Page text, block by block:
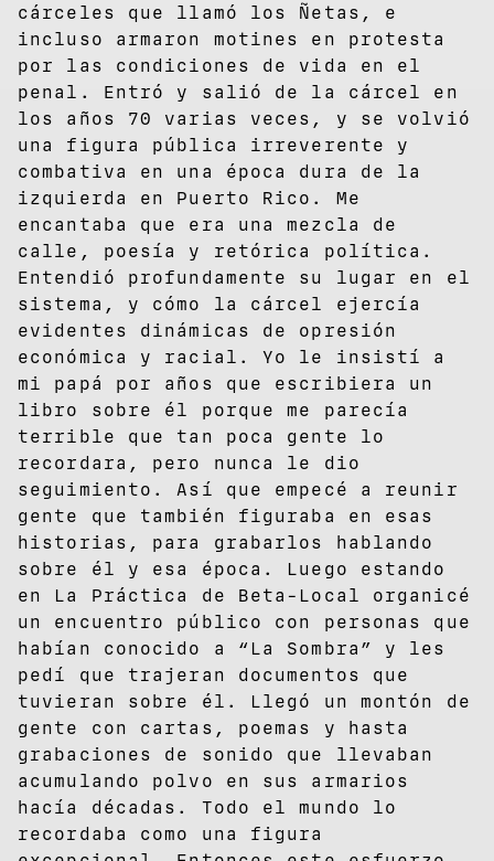
cárceles que llamó los Ñetas, e
incluso armaron motines en protesta
por las condiciones de vida en el
penal. Entró y salió de la cárcel en
los años 70 varias veces, y se volvió
una figura pública irreverente y
combativa en una época dura de la
izquierda en Puerto Rico. Me
encantaba que era una mezcla de
calle, poesía y retórica política.
Entendió profundamente su lugar en el
sistema, y cómo la cárcel ejercía
evidentes dinámicas de opresión
económica y racial. Yo le insistí a
mi papá por años que escribiera un
libro sobre él porque me parecía
terrible que tan poca gente lo
recordara, pero nunca le dio
seguimiento. Así que empecé a reunir
gente que también figuraba en esas
historias, para grabarlos hablando
sobre él y esa época. Luego estando
en La Práctica de Beta-Local organicé
un encuentro público con personas que
habían conocido a “La Sombra” y les
pedí que trajeran documentos que
tuvieran sobre él. Llegó un montón de
gente con cartas, poemas y hasta
grabaciones de sonido que llevaban
acumulando polvo en sus armarios
hacía décadas. Todo el mundo lo
recordaba como una figura